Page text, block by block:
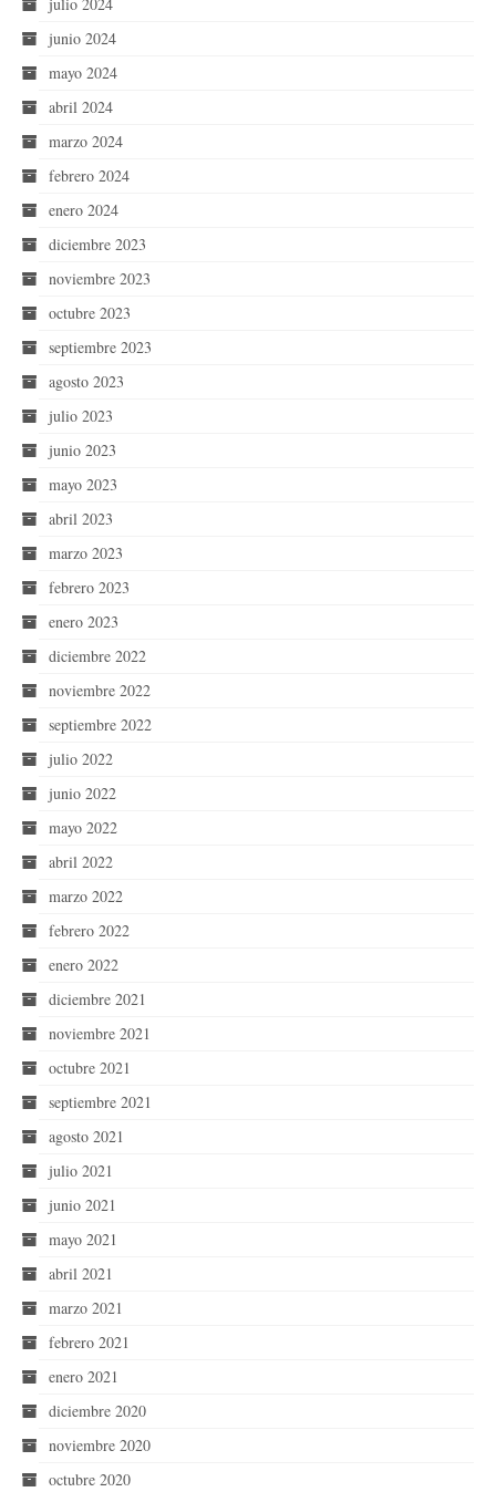
julio 2024
junio 2024
mayo 2024
abril 2024
marzo 2024
febrero 2024
enero 2024
diciembre 2023
noviembre 2023
octubre 2023
septiembre 2023
agosto 2023
julio 2023
junio 2023
mayo 2023
abril 2023
marzo 2023
febrero 2023
enero 2023
diciembre 2022
noviembre 2022
septiembre 2022
julio 2022
junio 2022
mayo 2022
abril 2022
marzo 2022
febrero 2022
enero 2022
diciembre 2021
noviembre 2021
octubre 2021
septiembre 2021
agosto 2021
julio 2021
junio 2021
mayo 2021
abril 2021
marzo 2021
febrero 2021
enero 2021
diciembre 2020
noviembre 2020
octubre 2020